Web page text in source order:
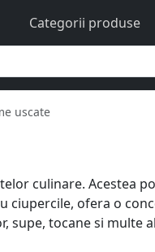
Categorii produse
uscate
culinare. Acestea
ciupercile, ofera o
tocane si multe